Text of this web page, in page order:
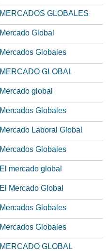
MERCADOS GLOBALES
Mercado Global
Mercados Globales
MERCADO GLOBAL
Mercado global
Mercados Globales
Mercado Laboral Global
Mercados Globales
El mercado global
El Mercado Global
Mercados Globales
Mercados Globales
MERCADO GLOBAL